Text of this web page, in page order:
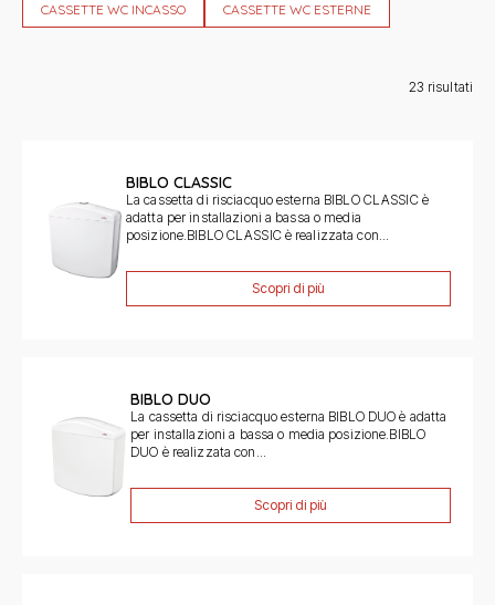
CASSETTE WC INCASSO CASSETTE WC ESTERNE
23 risultati
BIBLO CLASSIC
La cassetta di risciacquo esterna BIBLO CLASSIC è
adatta per installazioni a bassa o media
posizione.BIBLO CLASSIC è realizzata con...
Scopri di più
BIBLO DUO
La cassetta di risciacquo esterna BIBLO DUO è adatta
per installazioni a bassa o media posizione.BIBLO
DUO è realizzata con...
Scopri di più